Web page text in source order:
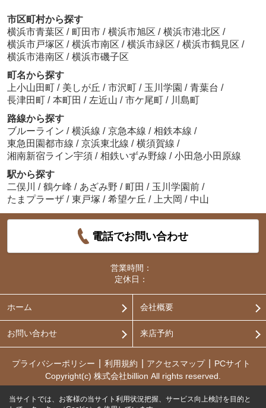
市区町村から探す
横浜市青葉区 / 町田市 / 横浜市旭区 / 横浜市港北区 /
横浜市戸塚区 / 横浜市南区 / 横浜市緑区 / 横浜市鶴見区 /
横浜市港南区 / 横浜市磯子区
町名から探す
上小山田町 / 美しが丘 / 市沢町 / 玉川学園 / 青葉台 /
長津田町 / 本町田 / 左近山 / 市ケ尾町 / 川島町
路線から探す
ブルーライン / 横浜線 / 京急本線 / 相鉄本線 /
東急田園都市線 / 京浜東北線 / 横須賀線 /
湘南新宿ライン宇須 / 相鉄いずみ野線 / 小田急小田原線
駅から探す
二俣川
/ 鶴ケ峰 / あざみ野 / 町田 / 玉川学園前 /
たまプラーザ / 東戸塚 / 希望ケ丘 / 上大岡 / 中山
電話でお問い合わせ
営業時間：
定休日：
ホーム 会社概要
お問い合わせ 来店予約
プライバシーポリシー 利用規約 アクセスマップ
PCサイト
Copyright(c) 株式会社billion All rights reserved.
当サイトでは、お客様の当サイト利用状況把握、サービス向上検討を目的と